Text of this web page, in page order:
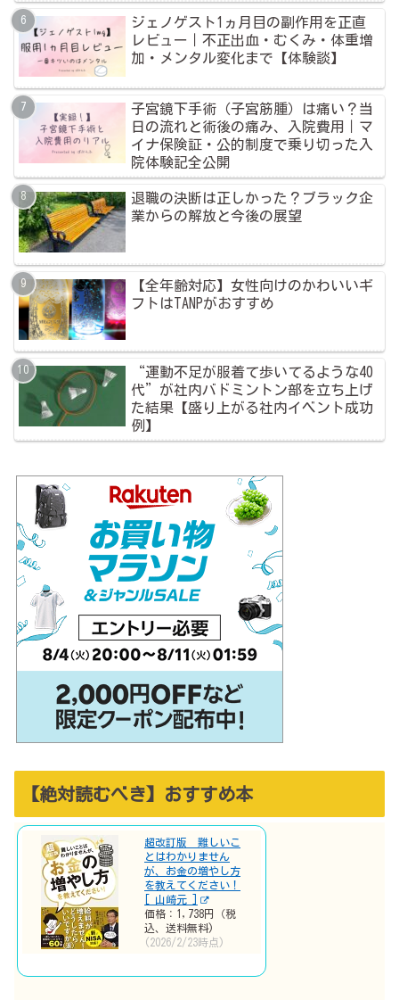
ジェノゲスト1ヵ月目の副作用を正直
レビュー｜不正出血・むくみ・体重増
加・メンタル変化まで【体験談】
子宮鏡下手術（子宮筋腫）は痛い？当
日の流れと術後の痛み、入院費用｜マ
イナ保険証・公的制度で乗り切った入
院体験記全公開
退職の決断は正しかった？ブラック企
業からの解放と今後の展望
【全年齢対応】女性向けのかわいいギ
フトはTANPがおすすめ
“運動不足が服着て歩いてるような40
代”が社内バドミントン部を立ち上げ
た結果【盛り上がる社内イベント成功
例】
【絶対読むべき】おすすめ本
超改訂版 難しいこ
とはわかりません
が、お金の増やし方
を教えてください！
[ 山崎元 ]
価格：1,738円（税
込、送料無料)
(2026/2/23時点)